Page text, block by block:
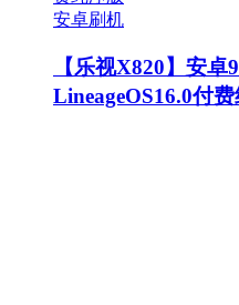
安卓刷机
【乐视X820】安
LineageOS16.0付